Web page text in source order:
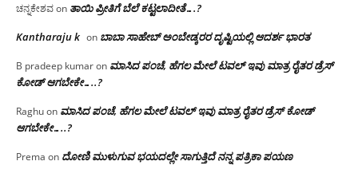
ಚನ್ನಕೇಶವon ತಾಯಿ ಪ್ರೀತಿಗೆ ಬೆಲೆ ಕಟ್ಟಲಾದೀತೆ….?
Kantharaju k on ಬಾಬಾ ಸಾಹೇಬ್ ಅಂಬೇಡ್ಕರರ ದೃಷ್ಟಿಯಲ್ಲಿ ಆದರ್ಶ ಭಾರತ
B pradeep kumaron ಮಾಸಿದ ಪಂಚೆ, ಹೆಗಲ ಮೇಲೆ ಟವಲ್‌ ಇವು ಮಾತ್ರ ರೈತರ ಡ್ರೆಸ್‌
ಕೋಡ್ ಆಗಬೇಕೇ…..?‌
Raghuon ಮಾಸಿದ ಪಂಚೆ, ಹೆಗಲ ಮೇಲೆ ಟವಲ್‌ ಇವು ಮಾತ್ರ ರೈತರ ಡ್ರೆಸ್‌ ಕೋಡ್
ಆಗಬೇಕೇ…..?‌
Prema on ದೋಣಿ ಮುಳುಗುವ ಭಯದಲ್ಲೇ ಸಾಗುತ್ತಿದೆ ನನ್ನ ಪತ್ರಿಕಾ ಪಯಣ